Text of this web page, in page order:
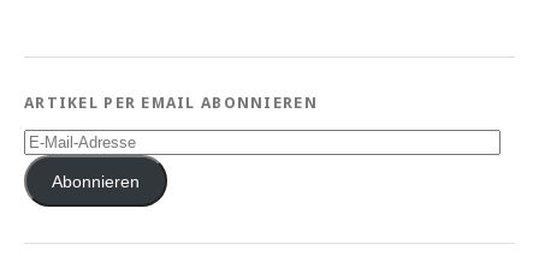
ARTIKEL PER EMAIL ABONNIEREN
E-
Mail-
AdresseAbonnieren